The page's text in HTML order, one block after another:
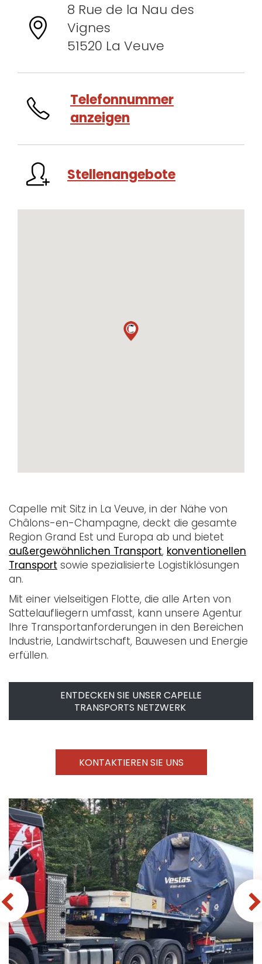
8 Rue de la Nau des
Vignes
51520 La Veuve
Telefonnummer
anzeigen
Stellenangebote
Capelle mit Sitz in La Veuve, in der Nähe von
Châlons-en-Champagne, deckt die gesamte
Region Grand Est und Europa ab und bietet
außergewöhnlichen Transport, konventionellen
Transport sowie spezialisierte Logistiklösungen
an.
Mit einer vielseitigen Flotte, die alle Arten von
Sattelaufliegern umfasst, kann unsere Agentur
Ihre Transportanforderungen in den Bereichen
Industrie, Landwirtschaft, Bauwesen und Energie
erfüllen.
ENTDECKEN SIE UNSER CAPELLE
TRANSPORTS NETZWERK
KONTAKTIEREN SIE UNS